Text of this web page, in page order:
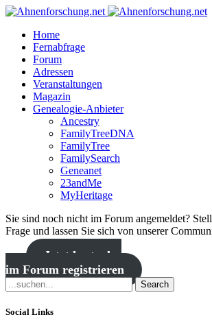
Home
Fernabfrage
Forum
Adressen
Veranstaltungen
Magazin
Genealogie-Anbieter
Ancestry
FamilyTreeDNA
FamilyTree
FamilySearch
Geneanet
23andMe
MyHeritage
Sie sind noch nicht im Forum angemeldet?
Frage und lassen Sie sich von unserer
Jetzt kostenlos
im Forum registrieren
Search
Social Links